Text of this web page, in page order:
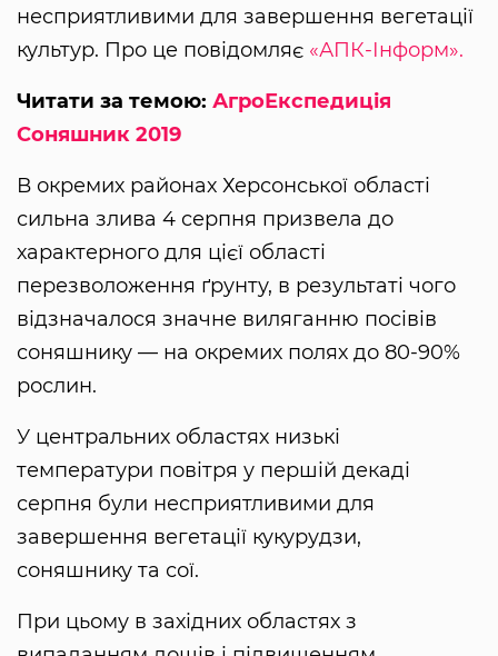
несприятливими для завершення вегетації
культур. Про це повідомляє «АПК-Інформ».
Читати за темою: АгроЕкспедиція
Соняшник 2019
В окремих районах Херсонської області
сильна злива 4 серпня призвела до
характерного для цієї області
перезволоження ґрунту, в результаті чого
відзначалося значне виляганню посівів
соняшнику — на окремих полях до 80-90%
рослин.
У центральних областях низькі
температури повітря у першій декаді
серпня були несприятливими для
завершення вегетації кукурудзи,
соняшнику та сої.
При цьому в західних областях з